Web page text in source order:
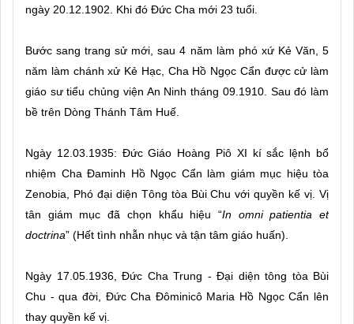
ngày 20.12.1902. Khi đó Đức Cha mới 23 tuổi.
Bước sang trang sử mới, sau 4 năm làm phó xứ Kẻ Văn, 5
năm làm chánh xử Kẻ Hạc, Cha Hồ Ngọc Cẩn được cử làm
giáo sư tiểu chủng viện An Ninh tháng 09.1910. Sau đó làm
bề trên Dòng Thánh Tâm Huế.
Ngày 12.03.1935: Đức Giáo Hoàng Piô XI kí sắc lệnh bổ
nhiệm Cha Đaminh Hồ Ngọc Cẩn làm giám mục hiệu tòa
Zenobia, Phó đại diện Tông tòa Bùi Chu với quyền kế vị. Vị
tân giám mục đã chọn khẩu hiệu “In omni patientia et
doctrina” (Hết tình nhẫn nhục và tận tâm giáo huấn).
Ngày 17.05.1936, Đức Cha Trung - Đại diện tông tòa Bùi
Chu - qua đời, Đức Cha Đôminicô Maria Hồ Ngọc Cẩn lên
thay quyền kế vị.